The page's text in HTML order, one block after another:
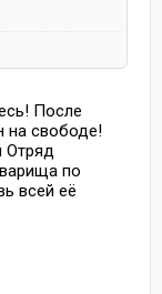
После
на свободе!
Отряд
по
всей её